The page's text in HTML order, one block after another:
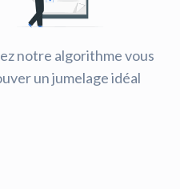
notre algorithme vous
un jumelage idéal